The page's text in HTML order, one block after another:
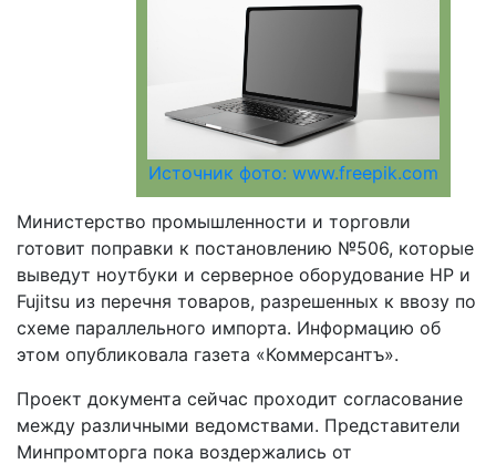
Источник фото: www.freepik.com
Министерство промышленности и торговли
готовит поправки к постановлению №506, которые
выведут ноутбуки и серверное оборудование HP и
Fujitsu из перечня товаров, разрешенных к ввозу по
схеме параллельного импорта. Информацию об
этом опубликовала газета «Коммерсантъ».
Проект документа сейчас проходит согласование
между различными ведомствами. Представители
Минпромторга пока воздержались от